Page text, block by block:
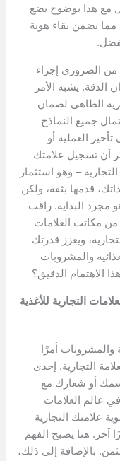
مع هذا بوضوح يضع
يضمن بقاء هوية
الضروري إجراء
يشبه الأمر
الطاهي لضمان
جميع النماذج
العملية أو
أن تسجيل علامتك
– وهو استثمار
قدمها بثقة، ولكن
مجرد البداية. راقب
مكاتب العلامات
ويعزز قدرتك
والمشروبات
الاهتمام الدقيق؟
التجارية للأغذية
والمشروبات أمرًا
التجارية. إحدى
أو شعارك مع
عالم العلامات
علامتك التجارية
آخر. هنا يصبح الفهم
بالإضافة إلى ذلك،